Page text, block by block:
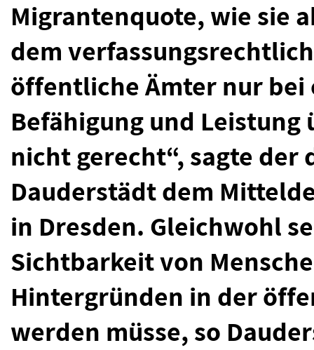
Migrantenquote, wie sie
dem
öffentliche Ämter nur
Befähigung und
nicht gerecht“, sagte der
Dauderstädt dem
in Dresden. Gleichwohl
Sichtbarkeit von
Hintergründen in der
werden müsse, so